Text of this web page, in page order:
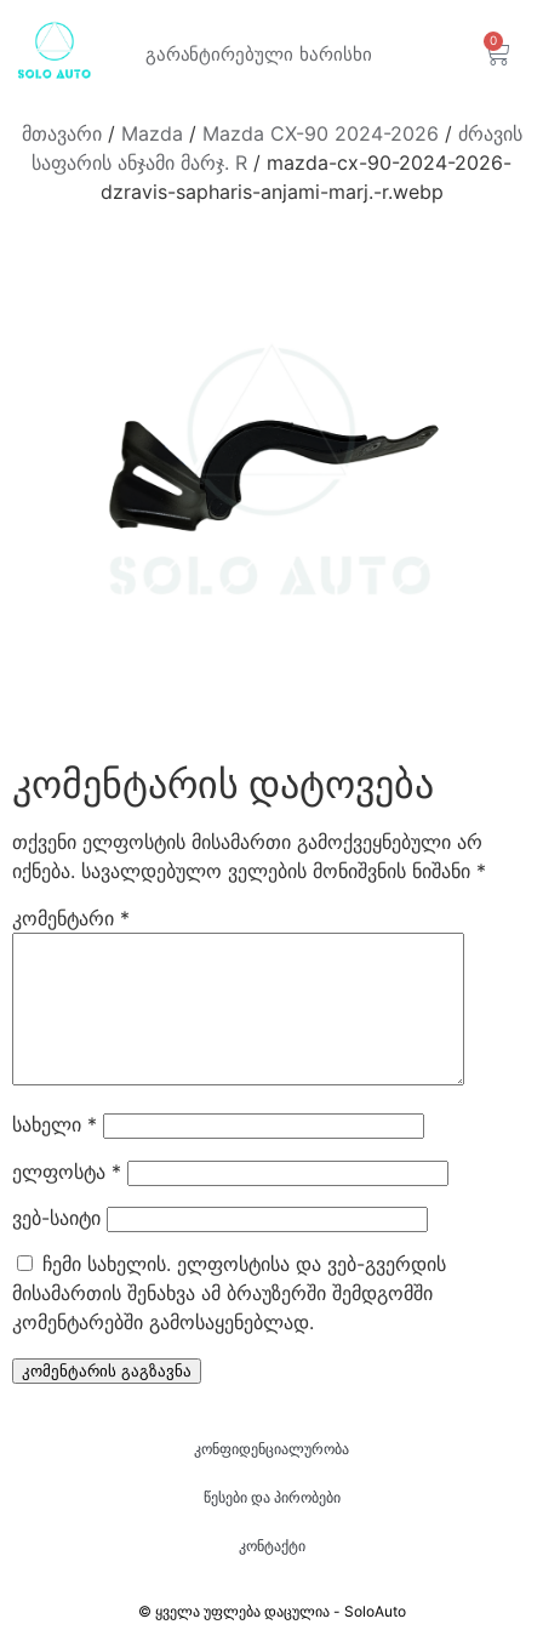
გარანტირებული ხარისხი
0
მთავარი/ Mazda / Mazda CX-90 2024-2026 / ძრავის
საფარის ანჯამი მარჯ. R / mazda-cx-90-2024-2026-
dzravis-sapharis-anjami-marj.-r.webp
კომენტარის დატოვება
თქვენი ელფოსტის მისამართი გამოქვეყნებული არ
იქნება. სავალდებულო ველების მონიშვნის ნიშანი *
კომენტარი *
სახელი *
ელფოსტა *
ვებ-საიტი
ჩემი სახელის. ელფოსტისა და ვებ-გვერდის
მისამართის შენახვა ამ ბრაუზერში შემდგომში
კომენტარებში გამოსაყენებლად.
კონფიდენციალურობა
წესები და პირობები
კონტაქტი
© ყველა უფლება დაცულია - SoloAuto